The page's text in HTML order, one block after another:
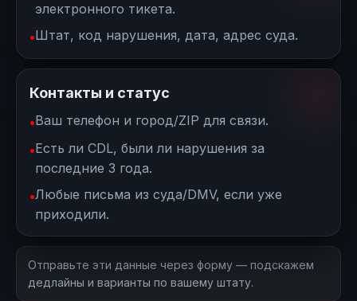
электронного тикета.
Штат, код нарушения, дата, адрес суда.
Контакты и статус
Ваш телефон и город/ZIP для связи.
Есть ли CDL, были ли нарушения за
последние 3 года.
Любые письма из суда/DMV, если уже
приходили.
Отправьте эти данные через форму — подскажем
дедлайны и варианты по вашему штату.